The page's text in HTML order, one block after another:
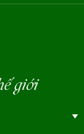
giới